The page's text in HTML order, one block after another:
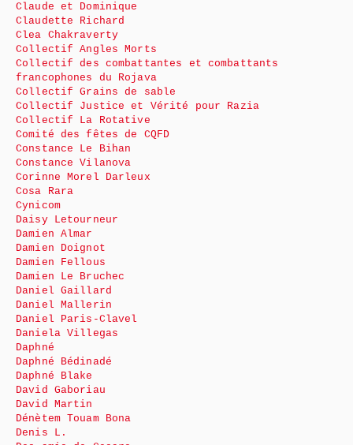
Claude et Dominique
Claudette Richard
Clea Chakraverty
Collectif Angles Morts
Collectif des combattantes et combattants
francophones du Rojava
Collectif Grains de sable
Collectif Justice et Vérité pour Razia
Collectif La Rotative
Comité des fêtes de CQFD
Constance Le Bihan
Constance Vilanova
Corinne Morel Darleux
Cosa Rara
Cynicom
Daisy Letourneur
Damien Almar
Damien Doignot
Damien Fellous
Damien Le Bruchec
Daniel Gaillard
Daniel Mallerin
Daniel Paris-Clavel
Daniela Villegas
Daphné
Daphné Bédinadé
Daphné Blake
David Gaboriau
David Martin
Dénètem Touam Bona
Denis L.